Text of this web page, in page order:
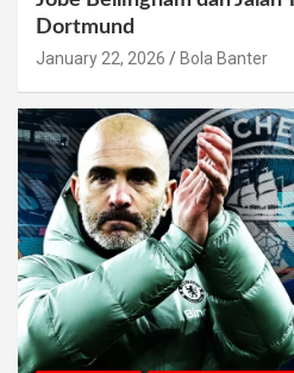
Dortmund
January 22, 2026 Bola Banter